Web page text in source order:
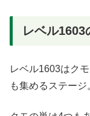
レベル
レベル1603はク
も集めるステージ